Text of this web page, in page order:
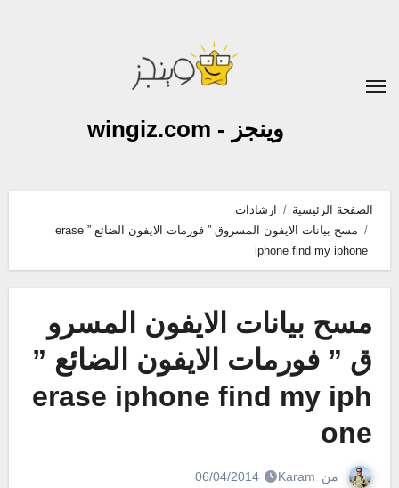
وينجز - wingiz.com
الصفحة الرئيسية
ارشادات
مسح بيانات الايفون المسروق ” فورمات الايفون الضائع ” erase
iphone find my iphone
مسح بيانات الايفون المسرو
ق ” فورمات الايفون الضائع ”
erase iphone find my iph
one
من Karam
06/04/2014